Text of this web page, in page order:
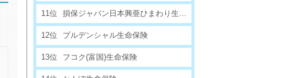
11位
12位 プルデンシャル生命保険
13位 フコク(富国)生命保険